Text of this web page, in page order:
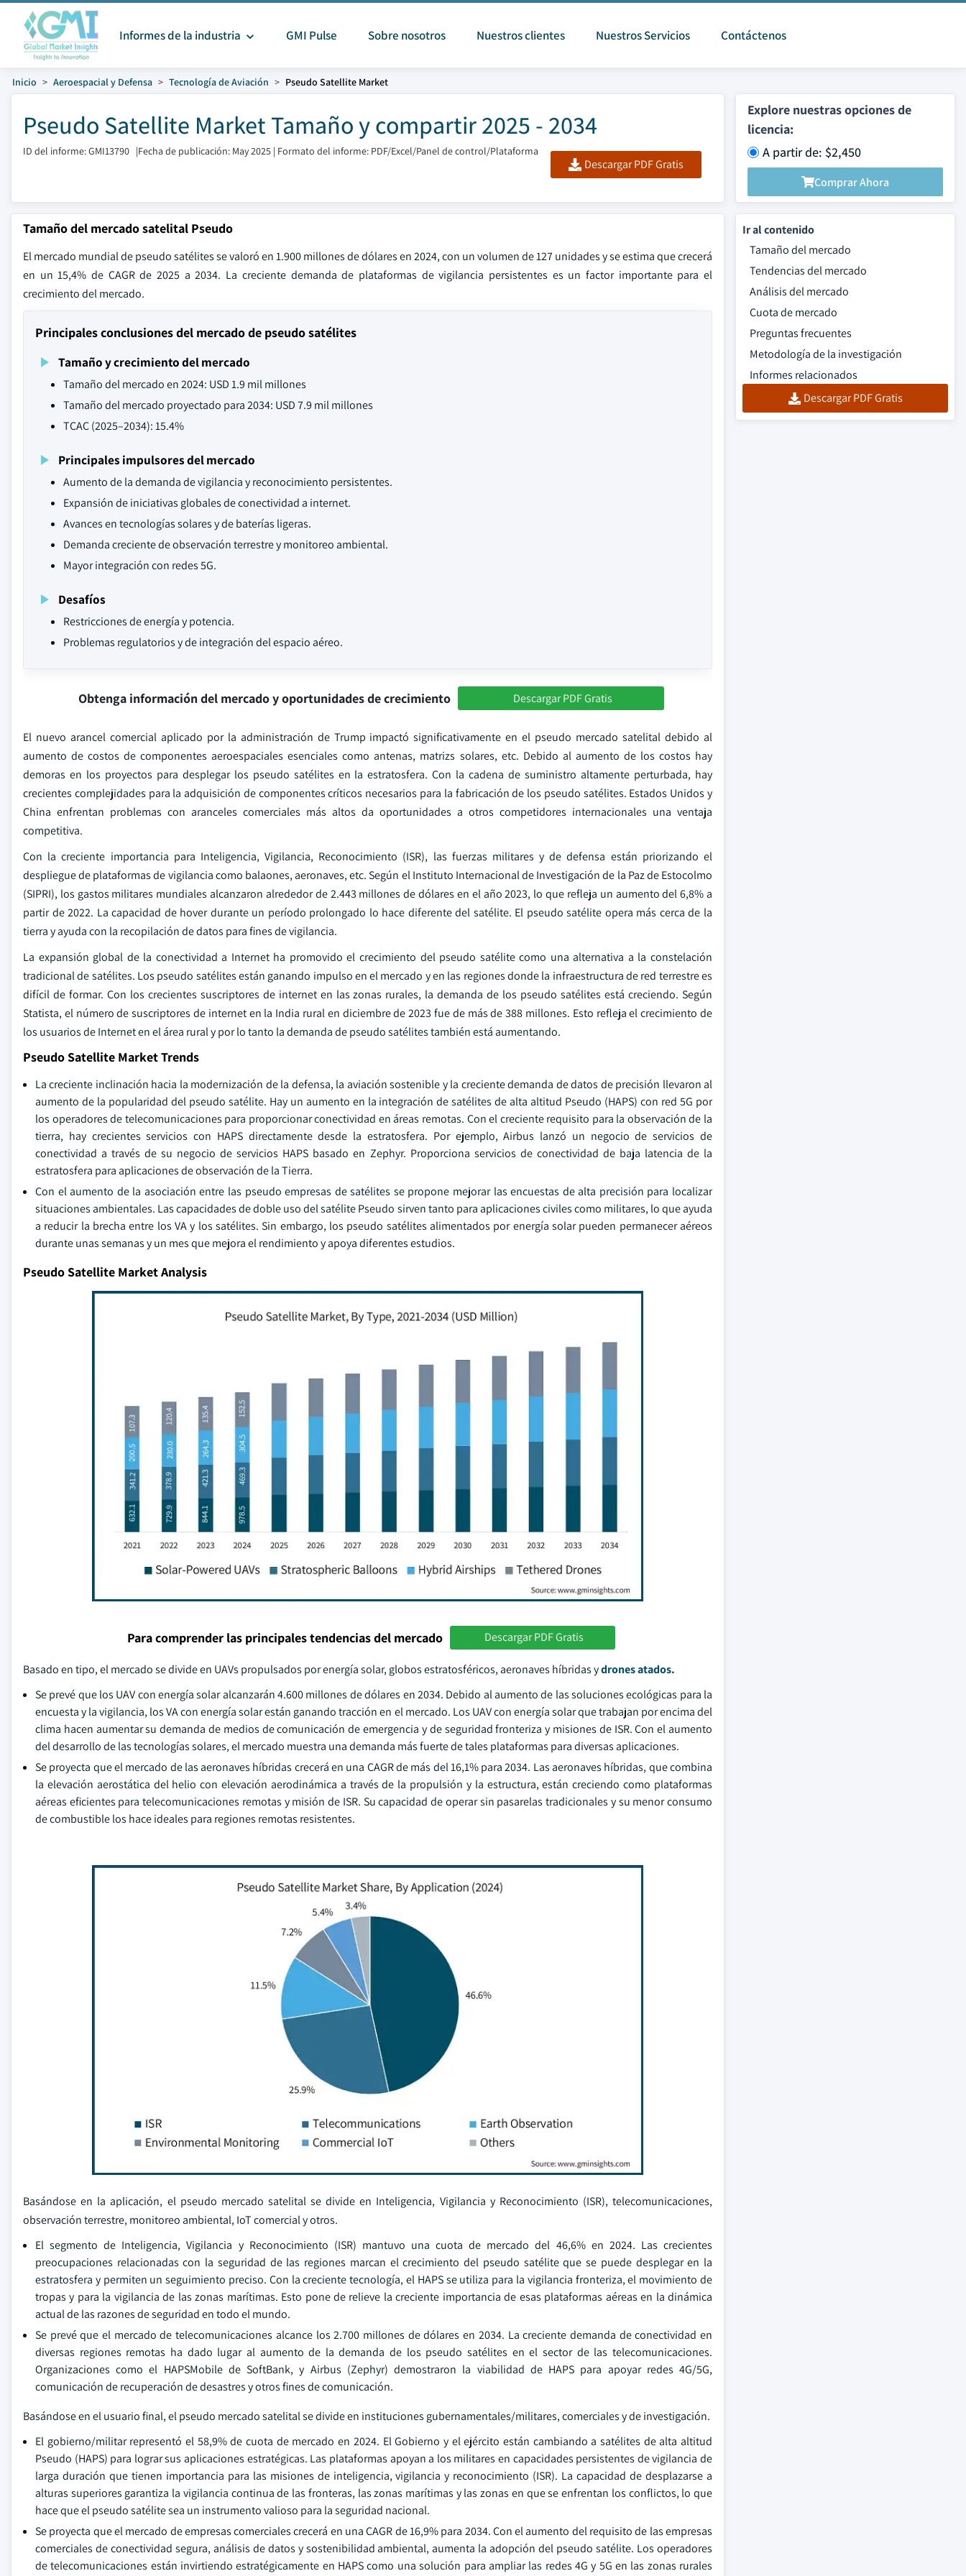
Informes de la industria GMI Pulse Sobre nosotros Nuestros clientes Nuestros Servicios Contáctenos
Inicio Aeroespacial y Defensa Tecnología de Aviación Pseudo Satellite Market
Pseudo Satellite Market Tamaño y compartir 2025 - 2034
ID del informe: GMI13790 |Fecha de publicación: May 2025 | Formato del informe: PDF/Excel/Panel de control/Plataforma
Descargar PDF Gratis
Explore nuestras opciones de
licencia:
A partir de: $2,450
Comprar Ahora
Tamaño del mercado satelital Pseudo
El mercado mundial de pseudo satélites se valoró en 1.900 millones de dólares en 2024, con un volumen de 127 unidades y se estima que crecerá
en un 15,4% de CAGR de 2025 a 2034. La creciente demanda de plataformas de vigilancia persistentes es un factor importante para el
crecimiento del mercado.
Principales conclusiones del mercado de pseudo satélites
Tamaño y crecimiento del mercado
Tamaño del mercado en 2024: USD 1.9 mil millones
Tamaño del mercado proyectado para 2034: USD 7.9 mil millones
TCAC (2025–2034): 15.4%
Principales impulsores del mercado
Aumento de la demanda de vigilancia y reconocimiento persistentes.
Expansión de iniciativas globales de conectividad a internet.
Avances en tecnologías solares y de baterías ligeras.
Demanda creciente de observación terrestre y monitoreo ambiental.
Mayor integración con redes 5G.
Desafíos
Restricciones de energía y potencia.
Problemas regulatorios y de integración del espacio aéreo.
Obtenga información del mercado y oportunidades de crecimiento Descargar PDF Gratis
El nuevo arancel comercial aplicado por la administración de Trump impactó significativamente en el pseudo mercado satelital debido al
aumento de costos de componentes aeroespaciales esenciales como antenas, matrizs solares, etc. Debido al aumento de los costos hay
demoras en los proyectos para desplegar los pseudo satélites en la estratosfera. Con la cadena de suministro altamente perturbada, hay
crecientes complejidades para la adquisición de componentes críticos necesarios para la fabricación de los pseudo satélites. Estados Unidos y
China enfrentan problemas con aranceles comerciales más altos da oportunidades a otros competidores internacionales una ventaja
competitiva.
Con la creciente importancia para Inteligencia, Vigilancia, Reconocimiento (ISR), las fuerzas militares y de defensa están priorizando el
despliegue de plataformas de vigilancia como balaones, aeronaves, etc. Según el Instituto Internacional de Investigación de la Paz de Estocolmo
(SIPRI), los gastos militares mundiales alcanzaron alrededor de 2.443 millones de dólares en el año 2023, lo que refleja un aumento del 6,8% a
partir de 2022. La capacidad de hover durante un período prolongado lo hace diferente del satélite. El pseudo satélite opera más cerca de la
tierra y ayuda con la recopilación de datos para fines de vigilancia.
La expansión global de la conectividad a Internet ha promovido el crecimiento del pseudo satélite como una alternativa a la constelación
tradicional de satélites. Los pseudo satélites están ganando impulso en el mercado y en las regiones donde la infraestructura de red terrestre es
difícil de formar. Con los crecientes suscriptores de internet en las zonas rurales, la demanda de los pseudo satélites está creciendo. Según
Statista, el número de suscriptores de internet en la India rural en diciembre de 2023 fue de más de 388 millones. Esto refleja el crecimiento de
los usuarios de Internet en el área rural y por lo tanto la demanda de pseudo satélites también está aumentando.
Pseudo Satellite Market Trends
La creciente inclinación hacia la modernización de la defensa, la aviación sostenible y la creciente demanda de datos de precisión llevaron al
aumento de la popularidad del pseudo satélite. Hay un aumento en la integración de satélites de alta altitud Pseudo (HAPS) con red 5G por
los operadores de telecomunicaciones para proporcionar conectividad en áreas remotas. Con el creciente requisito para la observación de la
tierra, hay crecientes servicios con HAPS directamente desde la estratosfera. Por ejemplo, Airbus lanzó un negocio de servicios de
conectividad a través de su negocio de servicios HAPS basado en Zephyr. Proporciona servicios de conectividad de baja latencia de la
estratosfera para aplicaciones de observación de la Tierra.
Con el aumento de la asociación entre las pseudo empresas de satélites se propone mejorar las encuestas de alta precisión para localizar
situaciones ambientales. Las capacidades de doble uso del satélite Pseudo sirven tanto para aplicaciones civiles como militares, lo que ayuda
a reducir la brecha entre los VA y los satélites. Sin embargo, los pseudo satélites alimentados por energía solar pueden permanecer aéreos
durante unas semanas y un mes que mejora el rendimiento y apoya diferentes estudios.
Pseudo Satellite Market Analysis
Para comprender las principales tendencias del mercado Descargar PDF Gratis
Basado en tipo, el mercado se divide en UAVs propulsados por energía solar, globos estratosféricos, aeronaves híbridas ydrones atados.
Se prevé que los UAV con energía solar alcanzarán 4.600 millones de dólares en 2034. Debido al aumento de las soluciones ecológicas para la
encuesta y la vigilancia, los VA con energía solar están ganando tracción en el mercado. Los UAV con energía solar que trabajan por encima del
clima hacen aumentar su demanda de medios de comunicación de emergencia y de seguridad fronteriza y misiones de ISR. Con el aumento
del desarrollo de las tecnologías solares, el mercado muestra una demanda más fuerte de tales plataformas para diversas aplicaciones.
Se proyecta que el mercado de las aeronaves híbridas crecerá en una CAGR de más del 16,1% para 2034. Las aeronaves híbridas, que combina
la elevación aerostática del helio con elevación aerodinámica a través de la propulsión y la estructura, están creciendo como plataformas
aéreas eficientes para telecomunicaciones remotas y misión de ISR. Su capacidad de operar sin pasarelas tradicionales y su menor consumo
de combustible los hace ideales para regiones remotas resistentes.
Basándose en la aplicación, el pseudo mercado satelital se divide en Inteligencia, Vigilancia y Reconocimiento (ISR), telecomunicaciones,
observación terrestre, monitoreo ambiental, IoT comercial y otros.
El segmento de Inteligencia, Vigilancia y Reconocimiento (ISR) mantuvo una cuota de mercado del 46,6% en 2024. Las crecientes
preocupaciones relacionadas con la seguridad de las regiones marcan el crecimiento del pseudo satélite que se puede desplegar en la
estratosfera y permiten un seguimiento preciso. Con la creciente tecnología, el HAPS se utiliza para la vigilancia fronteriza, el movimiento de
tropas y para la vigilancia de las zonas marítimas. Esto pone de relieve la creciente importancia de esas plataformas aéreas en la dinámica
actual de las razones de seguridad en todo el mundo.
Se prevé que el mercado de telecomunicaciones alcance los 2.700 millones de dólares en 2034. La creciente demanda de conectividad en
diversas regiones remotas ha dado lugar al aumento de la demanda de los pseudo satélites en el sector de las telecomunicaciones.
Organizaciones como el HAPSMobile de SoftBank, y Airbus (Zephyr) demostraron la viabilidad de HAPS para apoyar redes 4G/5G,
comunicación de recuperación de desastres y otros fines de comunicación.
Basándose en el usuario final, el pseudo mercado satelital se divide en instituciones gubernamentales/militares, comerciales y de investigación.
El gobierno/militar representó el 58,9% de cuota de mercado en 2024. El Gobierno y el ejército están cambiando a satélites de alta altitud
Pseudo (HAPS) para lograr sus aplicaciones estratégicas. Las plataformas apoyan a los militares en capacidades persistentes de vigilancia de
larga duración que tienen importancia para las misiones de inteligencia, vigilancia y reconocimiento (ISR). La capacidad de desplazarse a
alturas superiores garantiza la vigilancia continua de las fronteras, las zonas marítimas y las zonas en que se enfrentan los conflictos, lo que
hace que el pseudo satélite sea un instrumento valioso para la seguridad nacional.
Se proyecta que el mercado de empresas comerciales crecerá en una CAGR de 16,9% para 2034. Con el aumento del requisito de las empresas
comerciales de conectividad segura, análisis de datos y sostenibilidad ambiental, aumenta la adopción del pseudo satélite. Los operadores
de telecomunicaciones están invirtiendo estratégicamente en HAPS como una solución para ampliar las redes 4G y 5G en las zonas rurales
Ir al contenido
Tamaño del mercado
Tendencias del mercado
Análisis del mercado
Cuota de mercado
Preguntas frecuentes
Metodología de la investigación
Informes relacionados
Descargar PDF Gratis